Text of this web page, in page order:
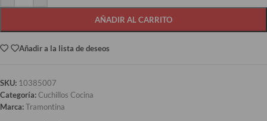
AÑADIR AL CARRITO
Añadir a la lista de deseos
SKU: 10385007
Categoría:Cuchillos Cocina
Marca:Tramontina